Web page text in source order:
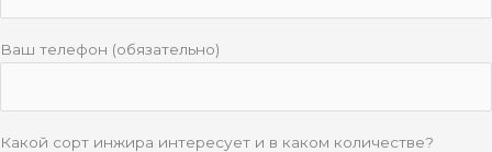
Ваш телефон (обязательно)
Какой сорт инжира интересует и в каком количестве?